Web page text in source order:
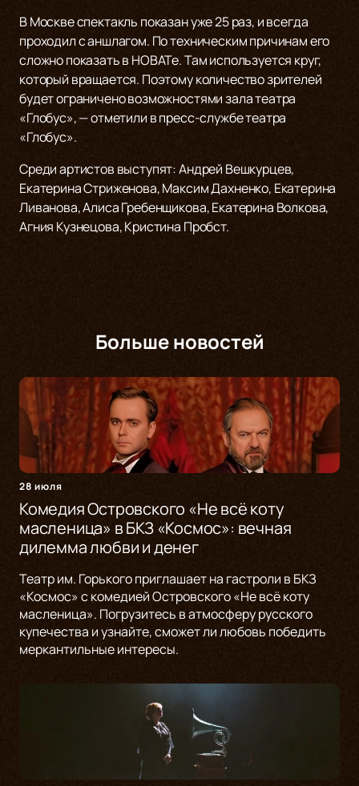
В Москве спектакль показан уже 25 раз, и всегда
проходил с аншлагом. По техническим причинам его
сложно показать в НОВАТе. Там используется круг,
который вращается. Поэтому количество зрителей
будет ограничено возможностями зала театра
«Глобус», — отметили в пресс-службе театра
«Глобус».
Среди артистов выступят: Андрей Вешкурцев,
Екатерина Стриженова, Максим Дахненко, Екатерина
Ливанова, Алиса Гребенщикова, Екатерина Волкова,
Агния Кузнецова, Кристина Пробст.
Больше новостей
28 июля
Комедия Островского «Не всё коту
масленица» в БКЗ «Космос»: вечная
дилемма любви и денег
Театр им. Горького приглашает на гастроли в БКЗ
«Космос» с комедией Островского «Не всё коту
масленица». Погрузитесь в атмосферу русского
купечества и узнайте, сможет ли любовь победить
меркантильные интересы.